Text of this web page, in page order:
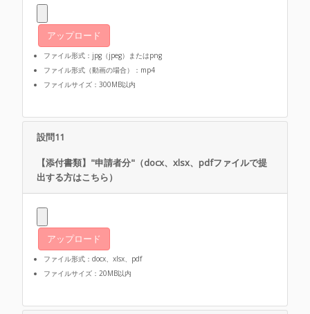
アップロード
ファイル形式：jpg（jpeg）またはpng
ファイル形式（動画の場合）：mp4
ファイルサイズ：300MB以内
設問11
【添付書類】"申請者分"（docx、xlsx、pdfファイルで提
出する方はこちら）
アップロード
ファイル形式：docx、xlsx、pdf
ファイルサイズ：20MB以内